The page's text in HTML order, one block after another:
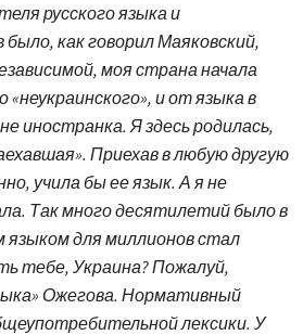
русского языка и
как говорил Маяковский,
моя страна начала
«неукраинского», и от языка в
иностранка. Я здесь родилась,
Приехав в любую другую
учила бы ее язык. А я не
Так много десятилетий было в
для миллионов стал
тебе, Украина? Пожалуй,
Ожегова. Нормативный
лексики. У